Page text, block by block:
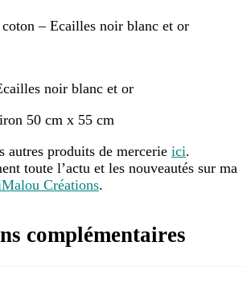
– Ecailles noir blanc et or
noir blanc et or
50 cm x 55 cm
autres produits de mercerie ici.
toute l’actu et les nouveautés sur ma
Créations.
complémentaires